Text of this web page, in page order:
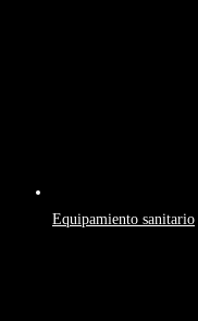
Equipamiento sanitario